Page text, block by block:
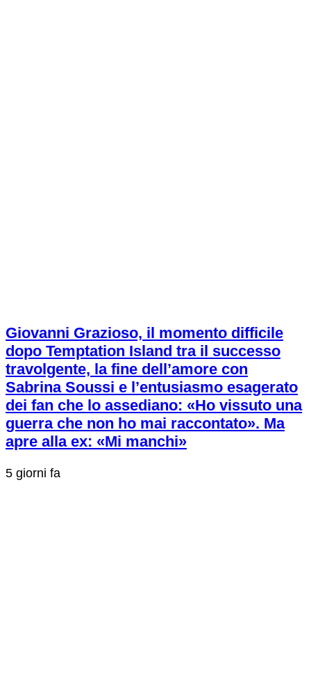
Giovanni Grazioso, il momento difficile
dopo Temptation Island tra il successo
travolgente, la fine dell’amore con
Sabrina Soussi e l’entusiasmo esagerato
dei fan che lo assediano: «Ho vissuto una
guerra che non ho mai raccontato». Ma
apre alla ex: «Mi manchi»
5 giorni fa